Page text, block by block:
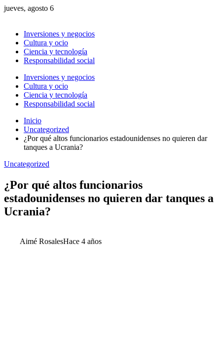
jueves, agosto 6
Inversiones y negocios
Cultura y ocio
Ciencia y tecnología
Responsabilidad social
Inversiones y negocios
Cultura y ocio
Ciencia y tecnología
Responsabilidad social
Inicio
Uncategorized
¿Por qué altos funcionarios estadounidenses no quieren dar
tanques a Ucrania?
Uncategorized
¿Por qué altos funcionarios
estadounidenses no quieren dar tanques a
Ucrania?
Aimé RosalesHace 4 años